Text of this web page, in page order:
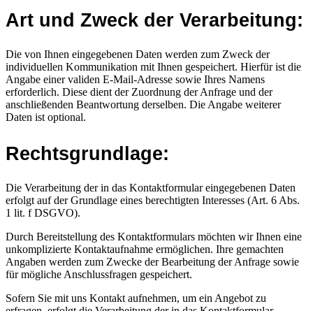
Art und Zweck der Verarbeitung:
Die von Ihnen eingegebenen Daten werden zum Zweck der
individuellen Kommunikation mit Ihnen gespeichert. Hierfür ist die
Angabe einer validen E-Mail-Adresse sowie Ihres Namens
erforderlich. Diese dient der Zuordnung der Anfrage und der
anschließenden Beantwortung derselben. Die Angabe weiterer
Daten ist optional.
Rechtsgrundlage:
Die Verarbeitung der in das Kontaktformular eingegebenen Daten
erfolgt auf der Grundlage eines berechtigten Interesses (Art. 6 Abs.
1 lit. f DSGVO).
Durch Bereitstellung des Kontaktformulars möchten wir Ihnen eine
unkomplizierte Kontaktaufnahme ermöglichen. Ihre gemachten
Angaben werden zum Zwecke der Bearbeitung der Anfrage sowie
für mögliche Anschlussfragen gespeichert.
Sofern Sie mit uns Kontakt aufnehmen, um ein Angebot zu